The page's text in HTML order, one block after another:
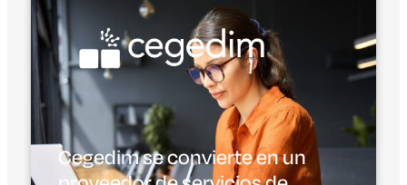
Cegedim se convierte en un